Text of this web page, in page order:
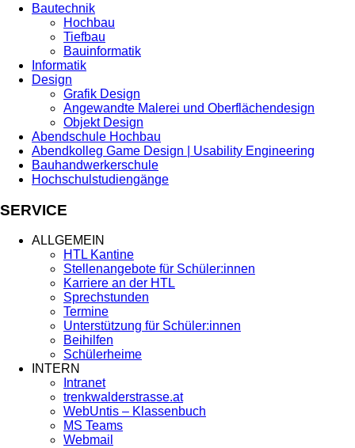
Bautechnik
Hochbau
Tiefbau
Bauinformatik
Informatik
Design
Grafik Design
Angewandte Malerei und Oberflächendesign
Objekt Design
Abendschule Hochbau
Abendkolleg Game Design | Usability Engineering
Bauhandwerkerschule
Hochschulstudiengänge
SERVICE
ALLGEMEIN
HTL Kantine
Stellenangebote für Schüler:innen
Karriere an der HTL
Sprechstunden
Termine
Unterstützung für Schüler:innen
Beihilfen
Schülerheime
INTERN
Intranet
trenkwalderstrasse.at
WebUntis – Klassenbuch
MS Teams
Webmail